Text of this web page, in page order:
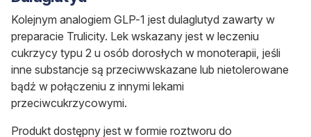
Kolejnym analogiem GLP-1 jest dulaglutyd zawarty w
preparacie Trulicity. Lek wskazany jest w leczeniu
cukrzycy typu 2 u osób dorosłych w monoterapii, jeśli
inne substancje są przeciwwskazane lub nietolerowane
bądź w połączeniu z innymi lekami
przeciwcukrzycowymi.
Produkt dostępny jest w formie roztworu do